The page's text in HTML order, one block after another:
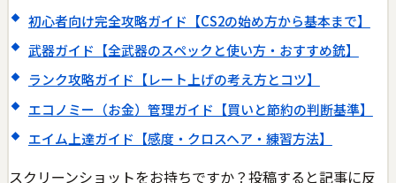
初心者向け完全攻略ガイド【CS2の始め方から基本まで】
武器ガイド【全武器のスペックと使い方・おすすめ銃】
ランク攻略ガイド【レート上げの考え方とコツ】
エコノミー（お金）管理ガイド【買いと節約の判断基準】
エイム上達ガイド【感度・クロスヘア・練習方法】
スクリーンショットをお持ちですか？投稿すると記事に反